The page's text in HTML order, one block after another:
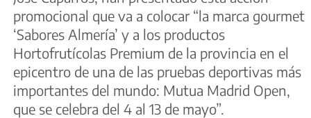
promocional que va a colocar “la marca gourmet
‘Sabores Almería’ y a los productos
Hortofrutícolas Premium de la provincia en el
epicentro de una de las pruebas deportivas más
importantes del mundo: Mutua Madrid Open,
que se celebra del 4 al 13 de mayo”.